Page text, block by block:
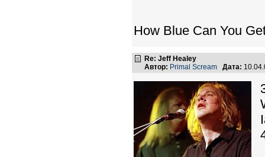
How Blue Can You
Re: Jeff Healey
Автор: Primal Scream Дата: